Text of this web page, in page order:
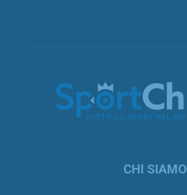
CHI SIAMO